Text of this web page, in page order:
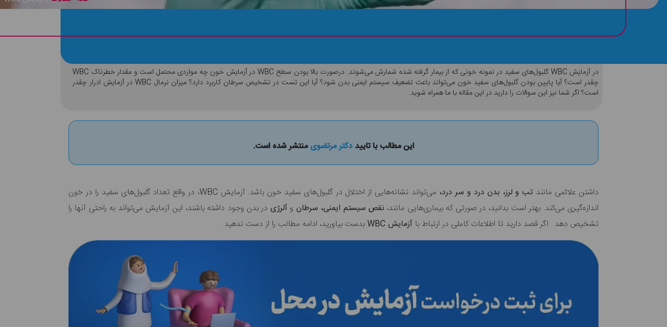
در آزمایش WBC گلبول‌های سفید در نمونه خونی که از بیمار گرفته شده شمارش می‌شوند. درصورت بالا بودن سطح WBC در آزمایش خون چه مواردی محتمل است و مقدار خطرناک WBC
چقدر است؟ آیا پایین بودن گلبول‌های سفید خون می‌تواند باعث تضعیف سیستم ایمنی بدن شود؟ آیا این تست در تشخیص سرطان کاربرد دارد؟ میزان نرمال WBC در آزمایش ادرار چقدر
است؟ اگر شما نیز این سوالات را دارید در این مقاله با ما همراه شوید.
این مطالب با تاییددکتر مرتضوی منتشر شده است.
داشتن علائمی مانند تب و لرز، بدن درد و سر درد،
می‌تواند نشانه‌هایی از اختلال در گلبول‌های سفید خون باشد. آزمایش WBC، در واقع تعداد گلبول‌های سفید را در خون
اندازه‌گیری می‌کند. بهتر است بدانید، در صورتی که بیماری‌هایی مانند،نقص سیستم ایمنی، سرطان و آلرژی در بدن وجود داشته باشند، این آزمایش می‌تواند به راحتی آنها را
تشخیص دهد. اگر قصد دارید تا اطلاعات کاملی در ارتباط با آزمایش WBC بدست بیاورید، ادامه مطالب را از دست ندهید.